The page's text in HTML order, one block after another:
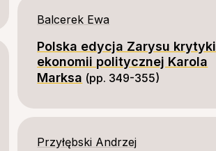
Balcerek Ewa
Polska edycja Zarysu krytyki
ekonomii politycznej Karola
Marksa (pp. 349-355)
Przyłębski Andrzej